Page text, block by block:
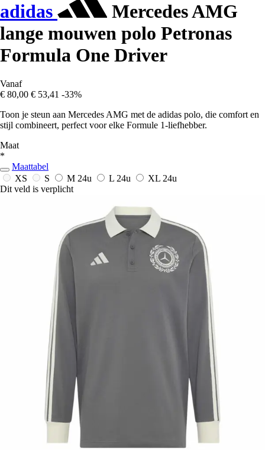
adidas
Mercedes AMG
lange mouwen polo Petronas
Formula One Driver
Vanaf
€ 80,00 € 53,41 -33%
Toon je steun aan Mercedes AMG met de adidas polo, die comfort en
stijl combineert, perfect voor elke Formule 1-liefhebber.
Maat
*
Maattabel
XS
S M 24u L 24u XL 24u
Dit veld is verplicht